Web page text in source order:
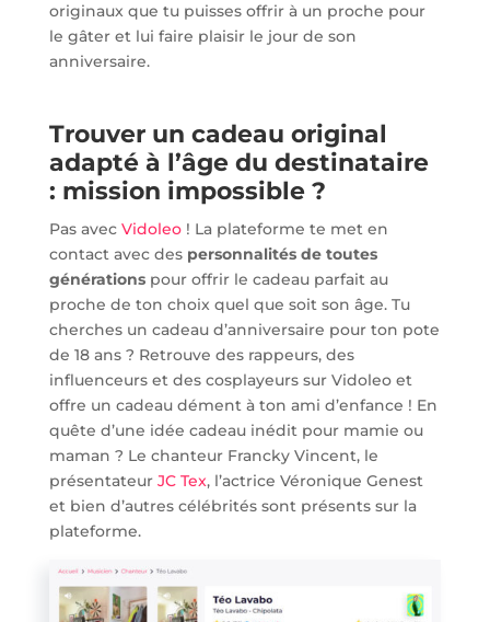
originaux que tu puisses offrir à un proche pour
le gâter et lui faire plaisir le jour de son
anniversaire.
Trouver un cadeau original
adapté à l’âge du destinataire
: mission impossible ?
Pas avec Vidoleo! La plateforme te met en
contact avec des personnalités de toutes
générationspour offrir le cadeau parfait au
proche de ton choix quel que soit son âge. Tu
cherches un cadeau d’anniversaire pour ton pote
de 18 ans ? Retrouve des rappeurs, des
influenceurs et des cosplayeurs sur Vidoleo et
offre un cadeau dément à ton ami d’enfance ! En
quête d’une idée cadeau inédit pour mamie ou
maman ? Le chanteur Francky Vincent, le
présentateur JC Tex, l’actrice Véronique Genest
et bien d’autres célébrités sont présents sur la
plateforme.